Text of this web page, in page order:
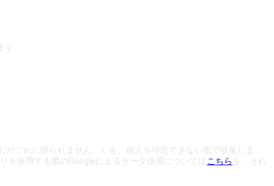
。
これに限られません。）を、個人を特定できない形で収集しま
を使用する際のGoogleによるデータ使用については こちら を、それ